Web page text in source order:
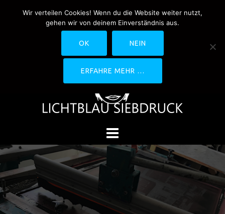
0170-4800361
drucken@lichtblau-
siebdruck.de
Schwedlerstraße 1 - 5 60314
Wir verteilen Cookies! Wenn du die Website weiter nutzt,
gehen wir von deinem Einverständnis aus.
OK NEIN
ERFAHRE MEHR …